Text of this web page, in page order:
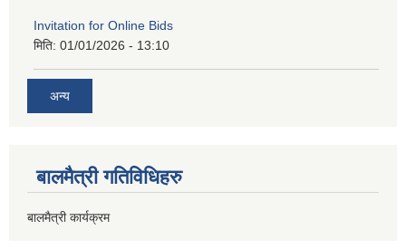
Invitation for Online Bids
मिति: 01/01/2026 - 13:10
अन्य
बालमैत्री गतिविधिहरु
बालमैत्री कार्यक्रम